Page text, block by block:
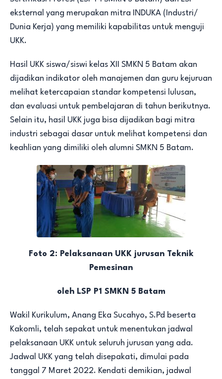
eksternal yang merupakan mitra INDUKA (Industri/
Dunia Kerja) yang memiliki kapabilitas untuk menguji
UKK.
Hasil UKK siswa/siswi kelas XII SMKN 5 Batam akan
dijadikan indikator oleh manajemen dan guru kejuruan
melihat ketercapaian standar kompetensi lulusan,
dan evaluasi untuk pembelajaran di tahun berikutnya.
Selain itu, hasil UKK juga bisa dijadikan bagi mitra
industri sebagai dasar untuk melihat kompetensi dan
keahlian yang dimiliki oleh alumni SMKN 5 Batam.
Foto 2: Pelaksanaan UKK jurusan Teknik
Pemesinan
oleh LSP P1 SMKN 5 Batam
Wakil Kurikulum, Anang Eka Sucahyo, S.Pd beserta
Kakomli, telah sepakat untuk menentukan jadwal
pelaksanaan UKK untuk seluruh jurusan yang ada.
Jadwal UKK yang telah disepakati, dimulai pada
tanggal 7 Maret 2022. Kendati demikian, jadwal